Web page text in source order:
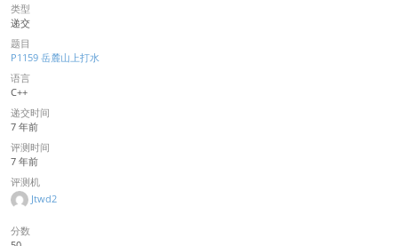
类型
递交
题目
P1159 岳麓山上打水
语言
C++
递交时间
7 年前
评测时间
7 年前
评测机
Jtwd2
分数